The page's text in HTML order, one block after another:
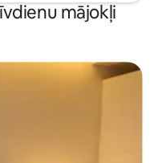
mājokļi